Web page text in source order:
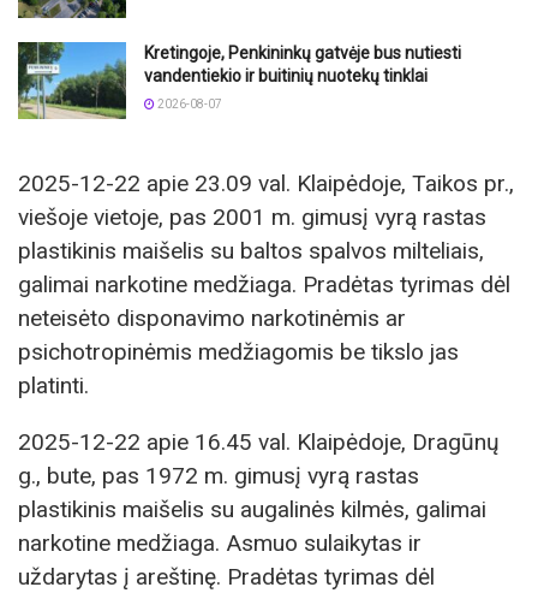
Kretingoje, Penkininkų gatvėje bus nutiesti
vandentiekio ir buitinių nuotekų tinklai
2026-08-07
2025-12-22 apie 23.09 val. Klaipėdoje, Taikos pr.,
viešoje vietoje, pas 2001 m. gimusį vyrą rastas
plastikinis maišelis su baltos spalvos milteliais,
galimai narkotine medžiaga. Pradėtas tyrimas dėl
neteisėto disponavimo narkotinėmis ar
psichotropinėmis medžiagomis be tikslo jas
platinti.
2025-12-22 apie 16.45 val. Klaipėdoje, Dragūnų
g., bute, pas 1972 m. gimusį vyrą rastas
plastikinis maišelis su augalinės kilmės, galimai
narkotine medžiaga. Asmuo sulaikytas ir
uždarytas į areštinę. Pradėtas tyrimas dėl